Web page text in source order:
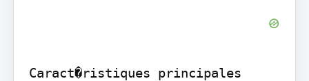
Caract�ristiques principales